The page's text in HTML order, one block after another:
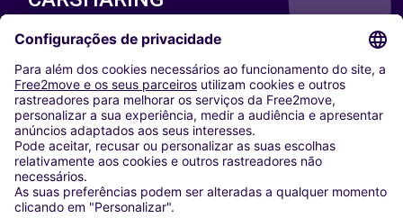
NOSSAS CIDADES
Washington DC
Milan
Rome
Turin
Vienna
Berlin
Cologne
Dusseldorf
Frankfurt